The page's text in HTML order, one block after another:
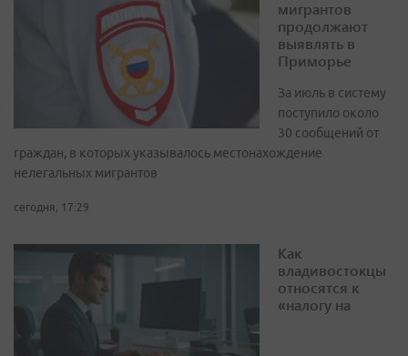
мигрантов
продолжают
выявлять в
Приморье
За июль в систему
поступило около
30 сообщений от
граждан, в которых указывалось местонахождение
нелегальных мигрантов
сегодня, 17:29
Как
владивостокцы
относятся к
«налогу на